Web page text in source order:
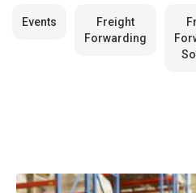
Events
Freight
Forwarding